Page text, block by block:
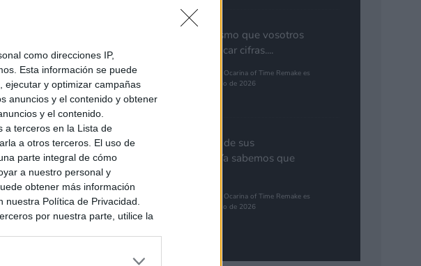
como direcciones IP,
Esta información se puede
ejecutar y optimizar campañas
anuncios y el contenido y obtener
y el contenido.
a terceros en la Lista de
a otros terceros. El uso de
parte integral de cómo
a nuestro personal y
obtener más información
Política de Privacidad.
por nuestra parte, utilice la
o en información personal
Yo pienso lo mismo que vosotros
de GTA. Cuantificar cifras....
The Legend of Zelda: Ocarina of Time Remake es
el juego más esperado de 2026
Gutur 89
Nota aclaratoria de sus
responsables: "Ya sabemos que
The Legend of Zelda: Ocarina of Time Remake es
el juego más esperado de 2026